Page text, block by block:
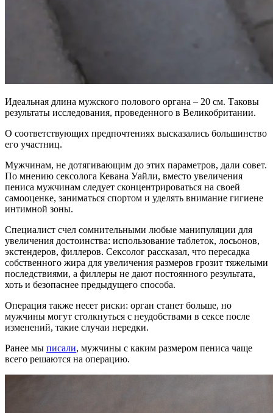
Идеальная длина мужского полового органа – 20 см. Таковы
результаты исследования, проведенного в Великобритании.
О соответствующих предпочтениях высказались большинство
его участниц.
Мужчинам, не дотягивающим до этих параметров, дали совет.
По мнению сексолога Кевана Уайли, вместо увеличения
пениса мужчинам следует сконцентрироваться на своей
самооценке, заниматься спортом и уделять внимание гигиене
интимной зоны.
Специалист счел сомнительными любые манипуляции для
увеличения достоинства: использование таблеток, лосьонов,
экстендеров, филлеров. Сексолог рассказал, что пересадка
собственного жира для увеличения размеров грозит тяжелыми
последствиями, а филлеры не дают постоянного результата,
хоть и безопаснее предыдущего способа.
Операция также несет риски: орган станет больше, но
мужчины могут столкнуться с неудобствами в сексе после
изменений, такие случаи нередки.
Ранее мы писали, мужчины с каким размером пениса чаще
всего решаются на операцию.